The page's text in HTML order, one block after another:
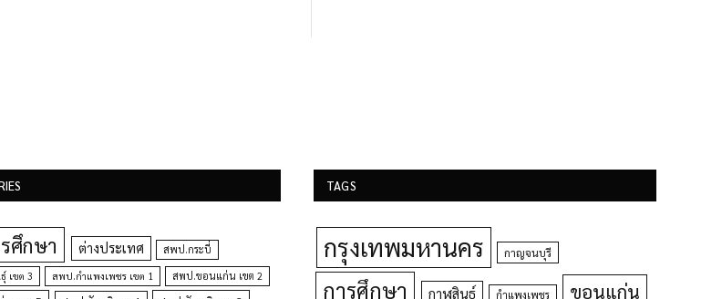
ศึกษา ต่างประเทศ สพป.กระบี่
เขต 3 สพป.กำแพงเพชร เขต 1 สพป.ขอนแก่น เขต 2
TAGS
กรุงเทพมหานคร กาญจนบุรี
การศึกษา กาฬสินธุ์ กำแพงเพชร ขอนแก่น